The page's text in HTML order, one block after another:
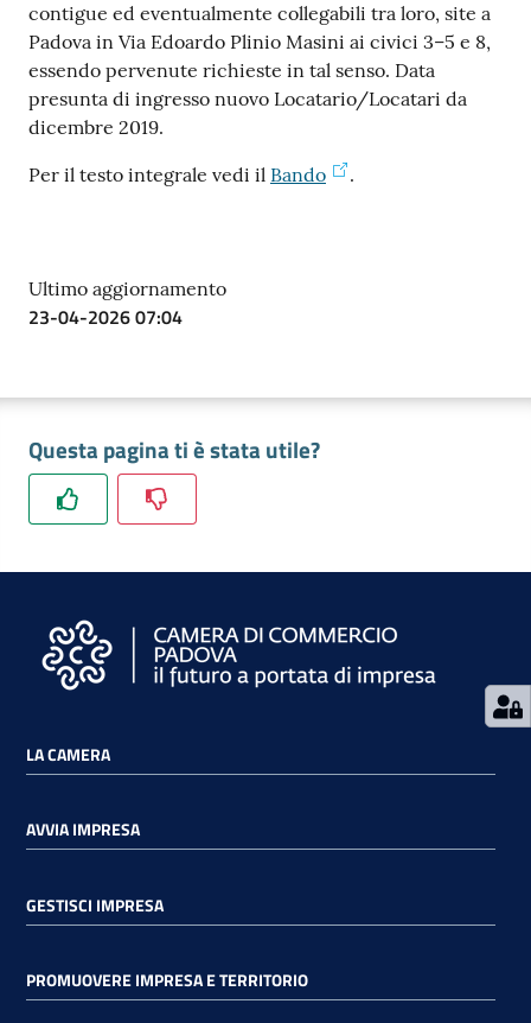
Prenota
zione
on line
online
Newsle
tter
Sala
Seguici
contigue ed eventualmente collegabili tra loro, site a
Padova in Via Edoardo Plinio Masini ai civici 3–5 e 8,
essendo pervenute richieste in tal senso. Data
presunta di ingresso nuovo Locatario/Locatari da
dicembre 2019.
Per il testo integrale vedi il Bando .
Ultimo aggiornamento
23-04-2026 07:04
Questa pagina ti è stata utile?
LA CAMERA
AVVIA IMPRESA
GESTISCI IMPRESA
PROMUOVERE IMPRESA E TERRITORIO